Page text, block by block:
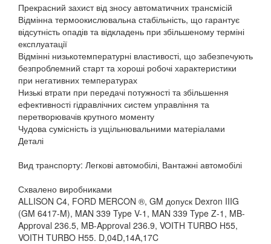
Прекрасний захист від зносу автоматичних трансмісій
Відмінна термоокислювальна стабільність, що гарантує
відсутність опадів та відкладень при збільшеному терміні
експлуатації
Відмінні низькотемпературні властивості, що забезпечують
безпроблемний старт та хороші робочі характеристики
при негативних температурах
Низькі втрати при передачі потужності та збільшення
ефективності гідравлічних систем управління та
перетворювачів крутного моменту
Чудова сумісність із ущільнювальними матеріалами
Деталі
Вид транспорту: Легкові автомобілі, Вантажні автомобілі
Схвалено виробниками
ALLISON C4, FORD MERCON ®, GM допуск Dexron IIIG
(GM 6417-M), MAN 339 Type V-1, MAN 339 Type Z-1, MB-
Approval 236.5, MB-Approval 236.9, VOITH TURBO H55,
VOITH TURBO H55. D,04D,14A,17C